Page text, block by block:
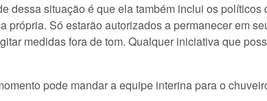
dessa situação é que ela também inclui os
própria. Só estarão autorizados a permanecer em
medidas fora de tom. Qualquer iniciativa que
pode mandar a equipe interina para o